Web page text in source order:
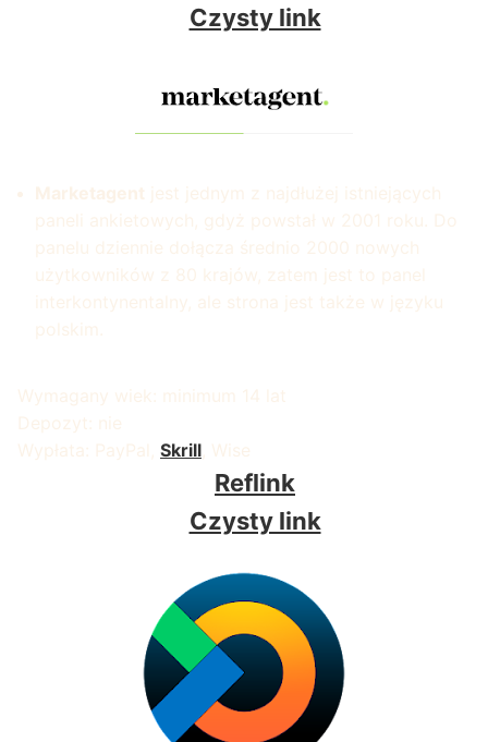
Czysty link
Marketagent jest jednym z najdłużej istniejących
paneli ankietowych, gdyż powstał w 2001 roku. Do
panelu dziennie dołącza średnio 2000 nowych
użytkowników z 80 krajów, zatem jest to panel
interkontynentalny, ale strona jest także w języku
polskim.
Wymagany wiek: minimum 14 lat
Depozyt: nie
Wypłata: PayPal, Skrill, Wise
Reflink
Czysty link